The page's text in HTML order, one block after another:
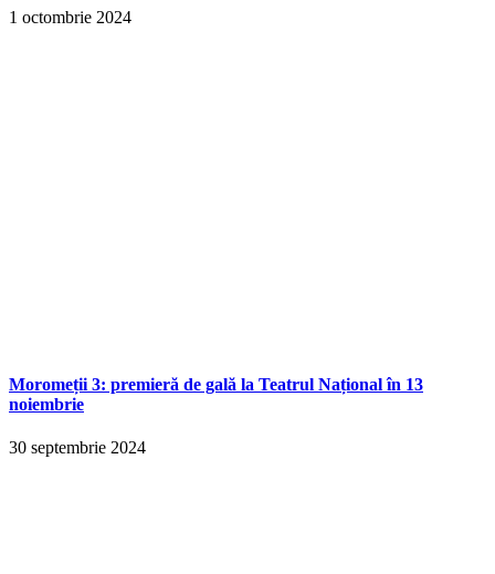
1 octombrie 2024
Moromeții 3: premieră de gală la Teatrul Național în 13
noiembrie
30 septembrie 2024